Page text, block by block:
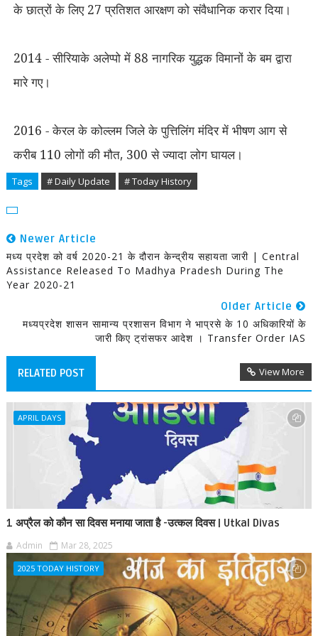
के छात्रों के लिए 27 प्रतिशत आरक्षण को संवैधानिक करार दिया।
2014 - सीरियाके अलेप्पो में 88 नागरिक युद्धक विमानों के बम द्वारा
मारे गए।
2016 - केरल के कोल्लम जिले के पुत्तिलिंग मंदिर में भीषण आग से
करीब 110 लोगों की मौत, 300 से ज्यादा लोग घायल।
Tags # Daily Update # Today History
Newer Article
मध्‍य प्रदेश को वर्ष 2020-21 के दौरान केन्‍द्रीय सहायता जारी | Central
Assistance Released To Madhya Pradesh During The
Year 2020-21
Older Article
मध्यप्रदेश शासन सामान्य प्रशासन विभाग ने भाप्रसे के 10 अधिकारियों के
जारी किए ट्रांसफर आदेश । Transfer Order IAS
RELATED POST View More
APRIL DAYS
1 अप्रैल को कौन सा दिवस मनाया जाता है -उत्कल दिवस | Utkal Divas
Admin Mar 28, 2025
2025 TODAY HISTORY